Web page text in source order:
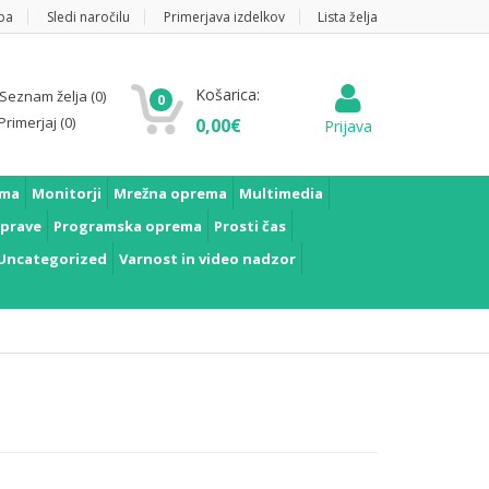
Sledi naročilu Primerjava izdelkov Lista želja
Seznam želja (0)
(0)
0 Košarica:
0,00€ Prijava
Monitorji Mrežna oprema
Multimedia
Programska oprema
Prosti čas
Varnost in video nadzor